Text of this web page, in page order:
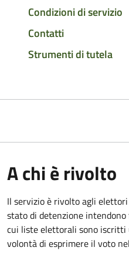
Condizioni di servizio
Contatti
Strumenti di tutela
A chi è rivolto
Il servizio è rivolto agli
stato di detenzione
cui liste elettorali sono
volontà di esprimere il voto